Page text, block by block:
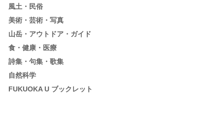
風土・民俗
美術・芸術・写真
山岳・アウトドア・ガイド
食・健康・医療
詩集・句集・歌集
自然科学
FUKUOKA U ブックレット